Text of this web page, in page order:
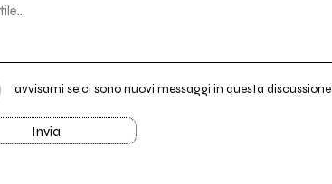
avvisami se ci sono nuovi messaggi in questa discussione
Invia